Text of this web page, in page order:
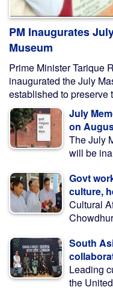
PM Inaugurates
Museum
Prime Minister Tarique
inaugurated the July
established to preserve
July
on
The July
will be
Govt
culture,
Cultural
South
Leading
the